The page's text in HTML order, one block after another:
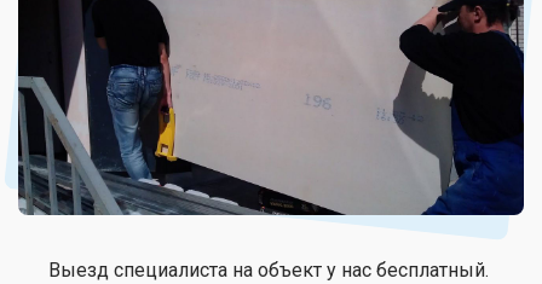
Выезд специалиста на объект у нас бесплатный.